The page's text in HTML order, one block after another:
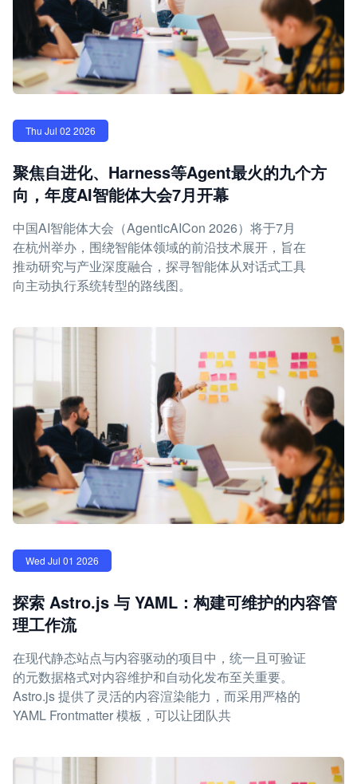
Thu Jul 02 2026
聚焦自进化、Harness等Agent最火的九个方
向，年度AI智能体大会7月开幕
中国AI智能体大会（AgenticAICon 2026）将于7月
在杭州举办，围绕智能体领域的前沿技术展开，旨在
推动研究与产业深度融合，探寻智能体从对话式工具
向主动执行系统转型的路线图。
Wed Jul 01 2026
探索 Astro.js 与 YAML：构建可维护的内容管
理工作流
在现代静态站点与内容驱动的项目中，统一且可验证
的元数据格式对内容维护和自动化发布至关重要。
Astro.js 提供了灵活的内容渲染能力，而采用严格的
YAML Frontmatter 模板，可以让团队共